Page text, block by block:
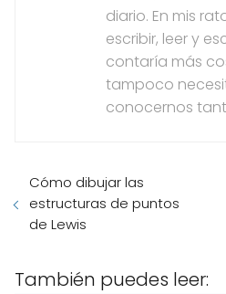
diario. En mis
escribir, leer y
contaría más
tampoco
conocernos
Cómo dibujar las
estructuras de puntos
de Lewis
También puedes leer: